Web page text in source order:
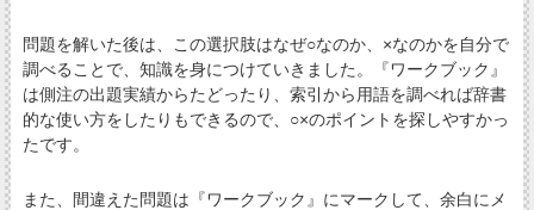
問題を解いた後は、この選択肢はなぜ○なのか、×なのかを自分で
調べることで、知識を身につけていきました。『ワークブック』
は側注の出題実績からたどったり、索引から用語を調べれば辞書
的な使い方をしたりもできるので、○×のポイントを探しやすかっ
たです。
また、間違えた問題は『ワークブック』にマークして、余白にメ